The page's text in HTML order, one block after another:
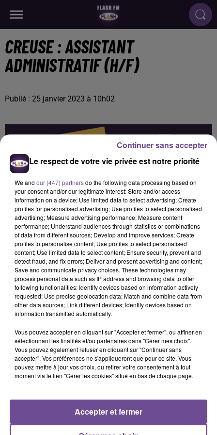
CREUSE : ASSISTANT
ADMINISTRATIF (H/F)
Publié : 25 janvier 2023 à 10h02
Une société recherche un assistant administratif (H/F). Vos
missions : accueil et gestion du public, outils de
communication et participation aux réunions
hebdomadaires et à la communication de l’entreprise. Vous
travaillerez de 9h à 18h30. Vous devez avoir une capacité
d’adaptation, une capacité d’initiative, de la motivation et
être impliqué dans votre travail. Tous les postes sont ouverts
aux personnes en situation de handicap. Il s’agit d’un CDD
de 6 mois.
Référence de l’offre Pôle Emploi : 147KSNR
RADIO ACTUS
Le respect de votre vie privée est notre priorité
We and our (447) partnersdo the following data processing based on
your consent and/or our legitimate interest: Store and/or access
information on a device; Use limited data to select advertising; Create
profiles for personalised advertising; Use profiles to select personalised
advertising; Measure advertising performance; Measure content
performance; Understand audiences through statistics or combinations
of data from different sources; Develop and improve services; Create
profiles to personalise content; Use profiles to select personalised
content; Use limited data to select content; Ensure security, prevent and
detect fraud, and fix errors; Deliver and present advertising and content;
Save and communicate privacy choices. These technologies may
process personal data such as IP address and browsing data to offer
following functionalities: Identify devices based on information actively
requested; Use precise geolocation data; Match and combine data from
other data sources; Link different devices; Identify devices based on
information transmitted automatically.
Vous pouvez accepter en cliquant sur "Accepter et fermer", ou affiner en
sélectionnant les finalités et/ou partenaires dans "Gérer mes choix".
Vous pouvez également refuser en cliquant sur "Continuer sans
accepter". Vos préférences ne s'appliqueront que pour ce site. Vous
pouvez mettre à jour vos choix, ou retirer votre consentement à tout
moment via le lien "Gérer les cookies" situé en bas de chaque page.
Accepter et fermer
Continuer sans accepter